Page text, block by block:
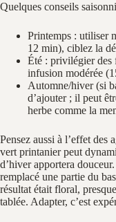
Quelques conseils
Printemps : utiliser
12 min), ciblez la
Été : privilégier des
infusion modérée
Automne/hiver (si
d’ajouter ; il peut
herbe comme la
Pensez aussi à l’effet des
vert printanier peut
d’hiver apportera
remplacé une partie du
résultat était floral,
tablée. Adapter, c’est